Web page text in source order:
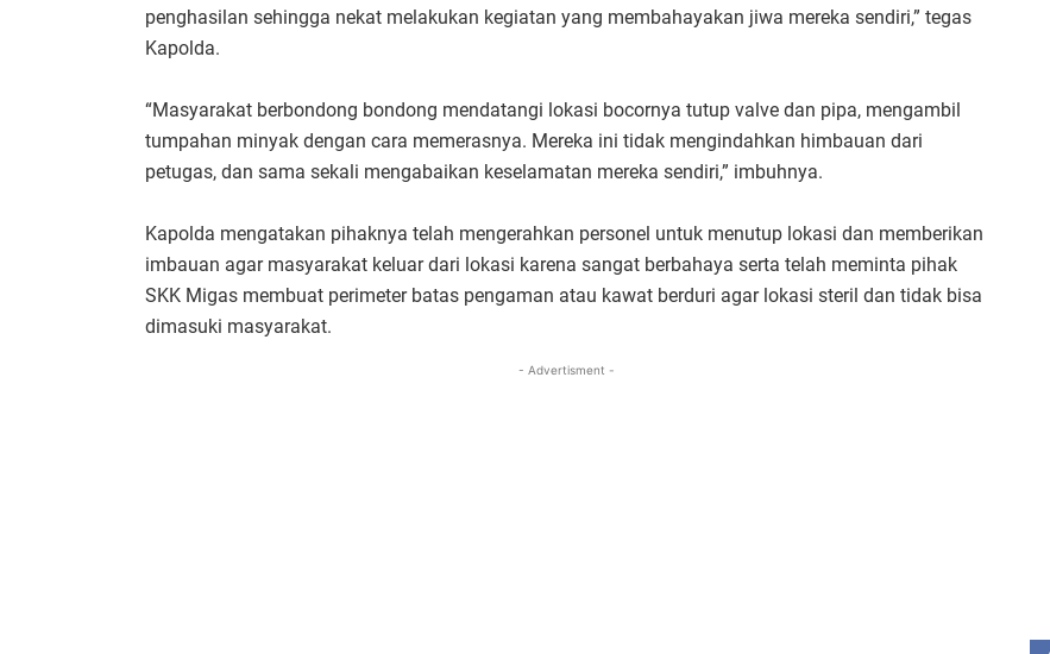
penghasilan sehingga nekat melakukan kegiatan yang membahayakan jiwa mereka sendiri,” tegas
Kapolda.
“Masyarakat berbondong bondong mendatangi lokasi bocornya tutup valve dan pipa, mengambil
tumpahan minyak dengan cara memerasnya. Mereka ini tidak mengindahkan himbauan dari
petugas, dan sama sekali mengabaikan keselamatan mereka sendiri,” imbuhnya.
Kapolda mengatakan pihaknya telah mengerahkan personel untuk menutup lokasi dan memberikan
imbauan agar masyarakat keluar dari lokasi karena sangat berbahaya serta telah meminta pihak
SKK Migas membuat perimeter batas pengaman atau kawat berduri agar lokasi steril dan tidak bisa
dimasuki masyarakat.
- Advertisment -